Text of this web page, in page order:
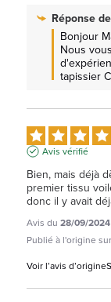
Réponse de
Bonjour
Nous
tapissier
Avis vérifié
Bien, mais déjà
premier tissu
donc il y avait
Avis du 28/09/2024
Publié à l'origine sur
Voir l’avis d’origine